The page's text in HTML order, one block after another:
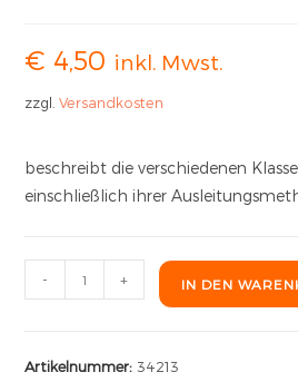
€ 4,50 inkl. Mwst.
zzgl.Versandkosten
beschreibt die verschiedenen
einschließlich ihrer
- + IN DEN
Artikelnummer: 34213